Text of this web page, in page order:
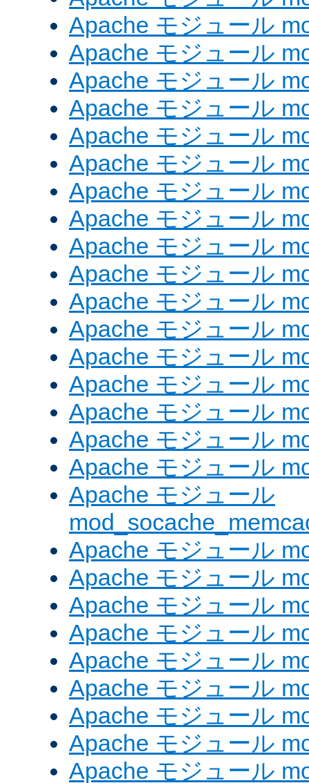
Apache モジュール
Apache モジュール
Apache モジュール
Apache モジュール
Apache モジュール
Apache モジュール
Apache モジュール
Apache モジュール
Apache モジュール
Apache モジュール
Apache モジュール
Apache モジュール
Apache モジュール
Apache モジュール
Apache モジュール
Apache モジュール
Apache モジュール
Apache モジュール
Apache モジュール
Apache モジュール
Apache モジュール
Apache モジュール
Apache モジュール
Apache モジュール
Apache モジュール
Apache モジュール
Apache モジュール